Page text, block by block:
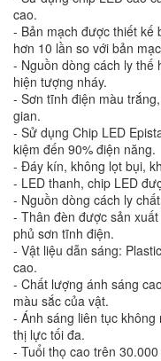
cao.
- Bản mạch được thiết kế
hơn 10 lần so với bản
- Nguồn dòng cách ly thế
hiện tượng nháy.
- Sơn tĩnh điện màu
gian.
- Sử dụng Chip LED
kiệm đến 90% điện năng.
- Đáy kín, không lọt bụi,
- LED thanh, chip LED
- Nguồn dòng cách ly
- Thân đèn được sản
phủ sơn tĩnh điện.
- Vật liệu dẫn sáng:
cao.
- Chất lượng ánh sáng
màu sắc của vật.
- Ánh sáng liên tục
thị lực tối đa.
- Tuổi thọ cao trên 30.000